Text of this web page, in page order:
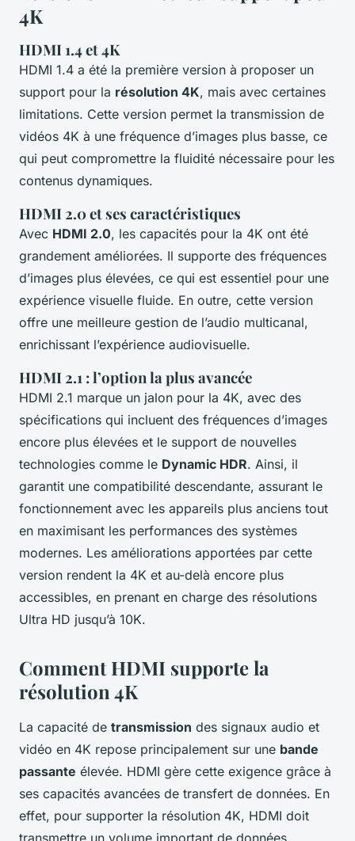
4K
HDMI 1.4 et 4K
HDMI 1.4 a été la première version à proposer un
support pour la résolution 4K, mais avec certaines
limitations. Cette version permet la transmission de
vidéos 4K à une fréquence d’images plus basse, ce
qui peut compromettre la fluidité nécessaire pour les
contenus dynamiques.
HDMI 2.0 et ses caractéristiques
Avec HDMI 2.0, les capacités pour la 4K ont été
grandement améliorées. Il supporte des fréquences
d’images plus élevées, ce qui est essentiel pour une
expérience visuelle fluide. En outre, cette version
offre une meilleure gestion de l’audio multicanal,
enrichissant l’expérience audiovisuelle.
HDMI 2.1 : l’option la plus avancée
HDMI 2.1 marque un jalon pour la 4K, avec des
spécifications qui incluent des fréquences d’images
encore plus élevées et le support de nouvelles
technologies comme le Dynamic HDR. Ainsi, il
garantit une compatibilité descendante, assurant le
fonctionnement avec les appareils plus anciens tout
en maximisant les performances des systèmes
modernes. Les améliorations apportées par cette
version rendent la 4K et au-delà encore plus
accessibles, en prenant en charge des résolutions
Ultra HD jusqu’à 10K.
Comment HDMI supporte la
résolution 4K
La capacité de transmission des signaux audio et
vidéo en 4K repose principalement sur une bande
passante élevée. HDMI gère cette exigence grâce à
ses capacités avancées de transfert de données. En
effet, pour supporter la résolution 4K, HDMI doit